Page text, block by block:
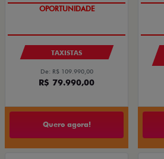
OPORTUNIDADE
TAXISTAS
De: R$ 109.990,00
R$ 79.990,00
Quero agora!